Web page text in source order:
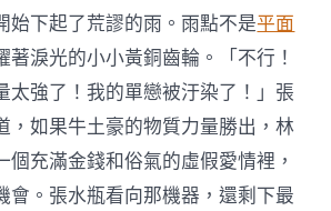
始下起了荒謬的雨。雨點不是平面
著淚光的小小黃銅齒輪。「不行！
太強了！我的單戀被汙染了！」張
，如果牛土豪的物質力量勝出，林
個充滿金錢和俗氣的虛假愛情裡，
會。張水瓶看向那機器，還剩下最